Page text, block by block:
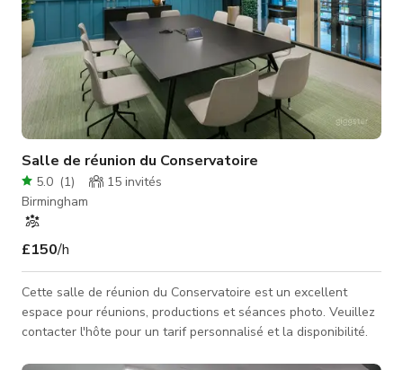
Salle de réunion du Conservatoire
5.0 (1) 15 invités
Birmingham
£150/h
Cette salle de réunion du Conservatoire est un excellent
espace pour réunions, productions et séances photo. Veuillez
contacter l'hôte pour un tarif personnalisé et la disponibilité.